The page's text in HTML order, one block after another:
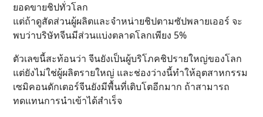
ยอดขายชิปทั่วโลก
แต่ถ้าดูสัดส่วนผู้ผลิตและจำหน่ายชิปตามซัปพลายเออร์ จะ
พบว่าบริษัทจีนมีส่วนแบ่งตลาดโลกเพียง 5%
ตัวเลขนี้สะท้อนว่า จีนยังเป็นผู้บริโภคชิปรายใหญ่ของโลก
แต่ยังไม่ใช่ผู้ผลิตรายใหญ่ และช่องว่างนี้ทำให้อุตสาหกรรม
เซมิคอนดักเตอร์จีนยังมีพื้นที่เติบโตอีกมาก ถ้าสามารถ
ทดแทนการนำเข้าได้สำเร็จ